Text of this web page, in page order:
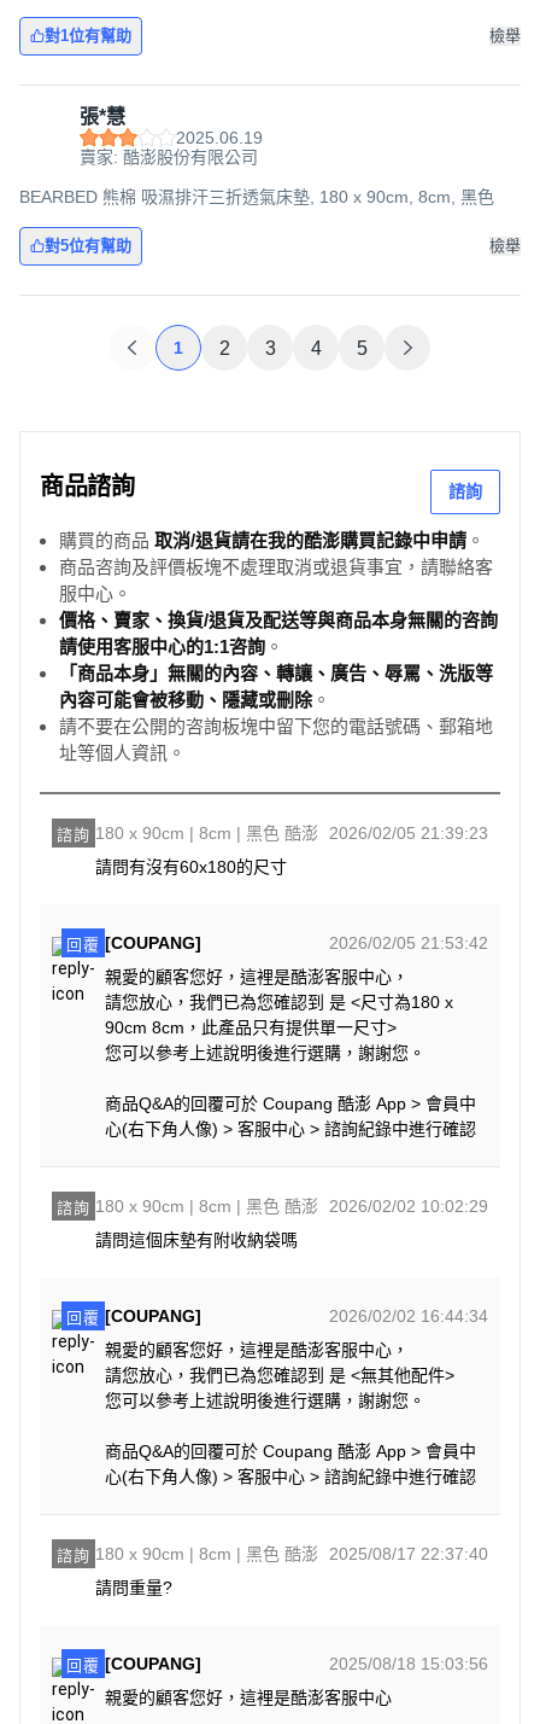
對1位有幫助 檢舉
張*慧
2025.06.19
賣家: 酷澎股份有限公司
BEARBED 熊棉 吸濕排汗三折透氣床墊, 180 x 90cm, 8cm, 黑色
對5位有幫助 檢舉
1 2 3 4 5
商品諮詢 諮詢
購買的商品 取消/退貨請在我的酷澎購買記錄中申請 。
商品咨詢及評價板塊不處理取消或退貨事宜，請聯絡客
服中心。
價格、賣家、換貨/退貨及配送等與商品本身無關的咨詢
請使用客服中心的1:1咨詢 。
「商品本身」無關的內容、轉讓、廣告、辱罵、洗版等
內容可能會被移動、隱藏或刪除。
請不要在公開的咨詢板塊中留下您的電話號碼、郵箱地
址等個人資訊。
諮詢 180 x 90cm | 8cm | 黑色 酷澎
2026/02/05 21:39:23
請問有沒有60x180的尺寸
回覆 [COUPANG]
2026/02/05 21:53:42
親愛的顧客您好，這裡是酷澎客服中心，
請您放心，我們已為您確認到 是 <尺寸為180 x
90cm 8cm，此產品只有提供單一尺寸>
您可以參考上述說明後進行選購，謝謝您。
商品Q&A的回覆可於 Coupang 酷澎 App > 會員中
心(右下角人像) > 客服中心 > 諮詢紀錄中進行確認
諮詢 180 x 90cm | 8cm | 黑色 酷澎
2026/02/02 10:02:29
請問這個床墊有附收納袋嗎
回覆 [COUPANG]
2026/02/02 16:44:34
親愛的顧客您好，這裡是酷澎客服中心，
請您放心，我們已為您確認到 是 <無其他配件>
您可以參考上述說明後進行選購，謝謝您。
商品Q&A的回覆可於 Coupang 酷澎 App > 會員中
心(右下角人像) > 客服中心 > 諮詢紀錄中進行確認
諮詢 180 x 90cm | 8cm | 黑色 酷澎
2025/08/17 22:37:40
回覆 [COUPANG]
2025/08/18 15:03:56
親愛的顧客您好，這裡是酷澎客服中心